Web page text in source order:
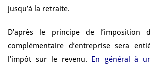
jusqu’à la retraite.
D’après le principe de l’imposition
complémentaire d’entreprise sera
l’impôt sur le revenu. En général à